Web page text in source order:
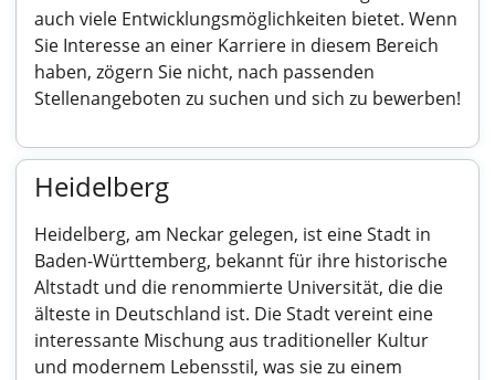
auch viele Entwicklungsmöglichkeiten bietet. Wenn
Sie Interesse an einer Karriere in diesem Bereich
haben, zögern Sie nicht, nach passenden
Stellenangeboten zu suchen und sich zu bewerben!
Heidelberg
Heidelberg, am Neckar gelegen, ist eine Stadt in
Baden-Württemberg, bekannt für ihre historische
Altstadt und die renommierte Universität, die die
älteste in Deutschland ist. Die Stadt vereint eine
interessante Mischung aus traditioneller Kultur
und modernem Lebensstil, was sie zu einem